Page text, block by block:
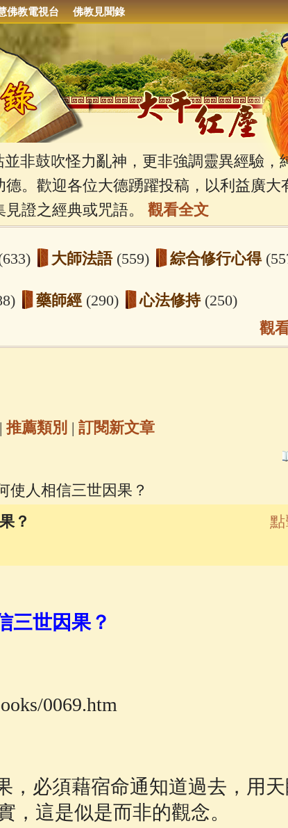
佛教電視台 佛教見聞錄
鼓吹怪力亂神，更非強調靈異經驗，
德。歡迎各位大德踴躍投稿，以利益廣大
證之經典或咒語。 觀看全文
大師法語 (559) 綜合修行心得
藥師經 (290) 心法修持 (250)
臨終助念(190) 文殊菩薩(165)
(133) 戒除邪淫(129)
印陀羅尼經(81) 六字大明咒(81) 大
瘤)病經(27)
觀
| 推薦類別 | 訂閱新文章
使人相信三世因果？
？
點
三世因果？
0069.htm
，必須藉宿命通知道過去，用
，這是似是而非的觀念。